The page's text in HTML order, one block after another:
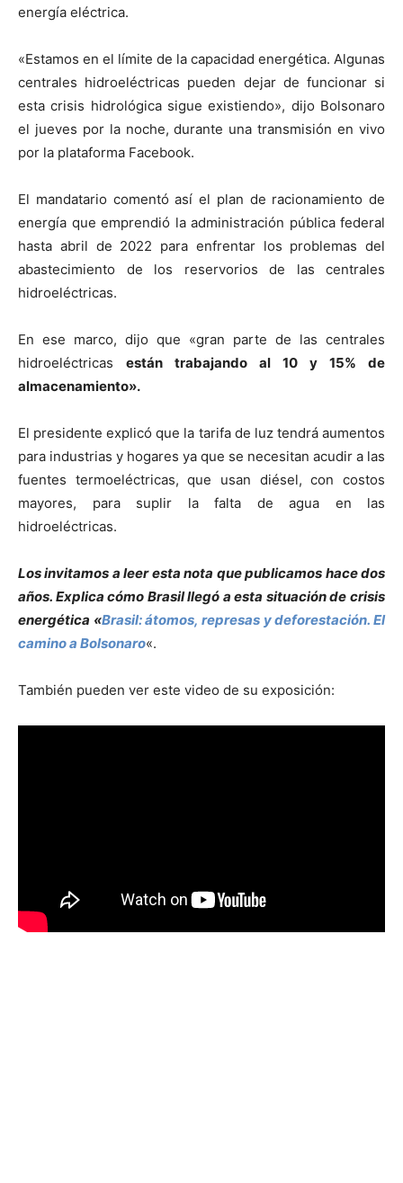
energía eléctrica.
«Estamos en el límite de la capacidad energética. Algunas
centrales hidroeléctricas pueden dejar de funcionar si
esta crisis hidrológica sigue existiendo», dijo Bolsonaro
el jueves por la noche, durante una transmisión en vivo
por la plataforma Facebook.
El mandatario comentó así el plan de racionamiento de
energía que emprendió la administración pública federal
hasta abril de 2022 para enfrentar los problemas del
abastecimiento de los reservorios de las centrales
hidroeléctricas.
En ese marco, dijo que «gran parte de las centrales
hidroeléctricas están trabajando al 10 y 15% de
almacenamiento».
El presidente explicó que la tarifa de luz tendrá aumentos
para industrias y hogares ya que se necesitan acudir a las
fuentes termoeléctricas, que usan diésel, con costos
mayores, para suplir la falta de agua en las
hidroeléctricas.
Los invitamos a leer esta nota que publicamos hace dos
años. Explica cómo Brasil llegó a esta situación de crisis
energética «Brasil: átomos, represas y deforestación. El
camino a Bolsonaro«.
También pueden ver este video de su exposición: